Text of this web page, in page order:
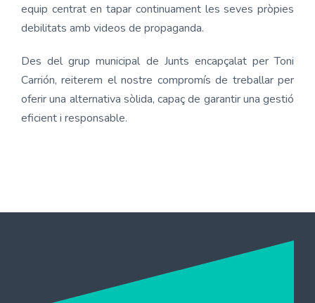
equip centrat en tapar continuament les seves pròpies
debilitats amb videos de propaganda.
Des del grup municipal de Junts encapçalat per Toni
Carrión, reiterem el nostre compromís de treballar per
oferir una alternativa sòlida, capaç de garantir una gestió
eficient i responsable.